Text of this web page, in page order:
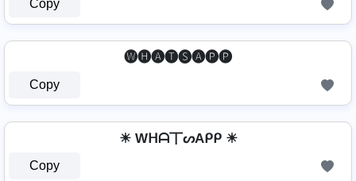
Copy
🅦🅗🅐🅣🅢🅐🅟🅟
Copy
☀ Wᕼᗩ丅ᔕAᑭᑭ ☀
Copy